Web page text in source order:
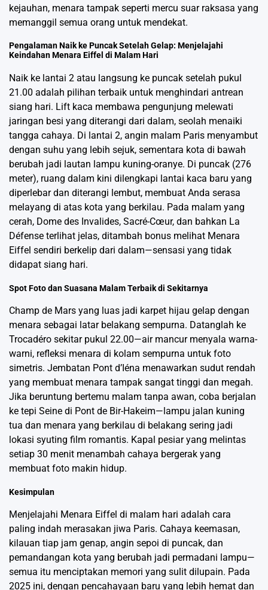
kejauhan, menara tampak seperti mercu suar raksasa yang
memanggil semua orang untuk mendekat.
Pengalaman Naik ke Puncak Setelah Gelap: Menjelajahi
Keindahan Menara Eiffel di Malam Hari
Naik ke lantai 2 atau langsung ke puncak setelah pukul
21.00 adalah pilihan terbaik untuk menghindari antrean
siang hari. Lift kaca membawa pengunjung melewati
jaringan besi yang diterangi dari dalam, seolah menaiki
tangga cahaya. Di lantai 2, angin malam Paris menyambut
dengan suhu yang lebih sejuk, sementara kota di bawah
berubah jadi lautan lampu kuning-oranye. Di puncak (276
meter), ruang dalam kini dilengkapi lantai kaca baru yang
diperlebar dan diterangi lembut, membuat Anda serasa
melayang di atas kota yang berkilau. Pada malam yang
cerah, Dome des Invalides, Sacré-Cœur, dan bahkan La
Défense terlihat jelas, ditambah bonus melihat Menara
Eiffel sendiri berkelip dari dalam—sensasi yang tidak
didapat siang hari.
Spot Foto dan Suasana Malam Terbaik di Sekitarnya
Champ de Mars yang luas jadi karpet hijau gelap dengan
menara sebagai latar belakang sempurna. Datanglah ke
Trocadéro sekitar pukul 22.00—air mancur menyala warna-
warni, refleksi menara di kolam sempurna untuk foto
simetris. Jembatan Pont d’Iéna menawarkan sudut rendah
yang membuat menara tampak sangat tinggi dan megah.
Jika beruntung bertemu malam tanpa awan, coba berjalan
ke tepi Seine di Pont de Bir-Hakeim—lampu jalan kuning
tua dan menara yang berkilau di belakang sering jadi
lokasi syuting film romantis. Kapal pesiar yang melintas
setiap 30 menit menambah cahaya bergerak yang
membuat foto makin hidup.
Kesimpulan
Menjelajahi Menara Eiffel di malam hari adalah cara
paling indah merasakan jiwa Paris. Cahaya keemasan,
kilauan tiap jam genap, angin sepoi di puncak, dan
pemandangan kota yang berubah jadi permadani lampu—
semua itu menciptakan memori yang sulit dilupain. Pada
2025 ini, dengan pencahayaan baru yang lebih hemat dan